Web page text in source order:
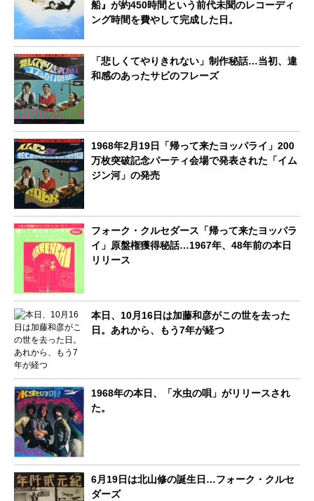
船』が約450時間という前代未聞のレコーディ
ング時間を費やして完成した日。
「悲しくてやりきれない」制作秘話…当初、違
和感のあったサビのフレーズ
1968年2月19日「帰って来たヨッパライ」200
万枚突破記念パーティ会場で発表された「イム
ジン河」の発売
フォーク・クルセダース「帰って来たヨッパラ
イ」原盤権獲得秘話…1967年、48年前の本日
リリース
本日、10月16日は加藤和彦がこの世を去った
日。あれから、もう7年が経つ
1968年の本日、「水虫の唄」がリリースされ
た。
6月19日は北山修の誕生日…フォーク・クルセ
ダーズ